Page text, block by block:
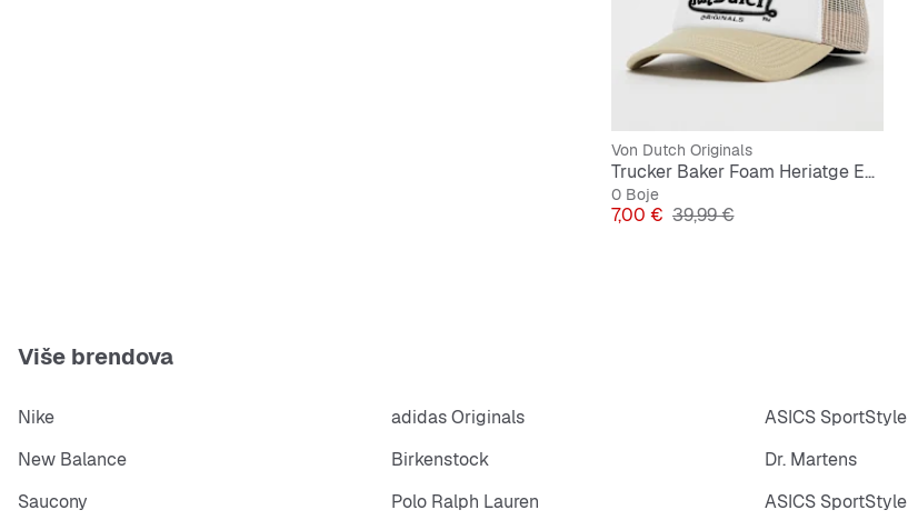
Von Dutch Originals
Trucker Baker Foam Heriatge Eyeball
0 Boje
Cijena
7,00 € Originalna cijena
39,99 €
Više brendova
Nike adidas Originals ASICS SportStyle
New Balance
Birkenstock Dr. Martens
Saucony
Polo Ralph Lauren ASICS SportStyle